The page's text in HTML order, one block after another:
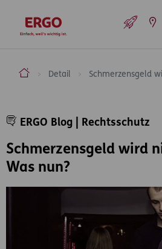
zur Startseite
ERGO Versicherung
Detail Schmerzensgeld
Schmerzensgeld wird
Was nun?
ERGO Blog | Rechtsschutz